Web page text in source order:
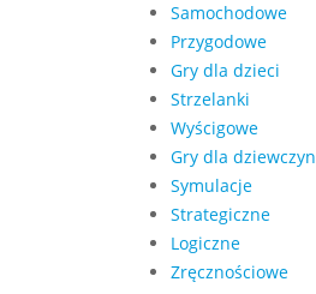
Samochodowe
Przygodowe
Gry dla dzieci
Strzelanki
Wyścigowe
Gry dla dziewczyn
Symulacje
Strategiczne
Logiczne
Zręcznościowe